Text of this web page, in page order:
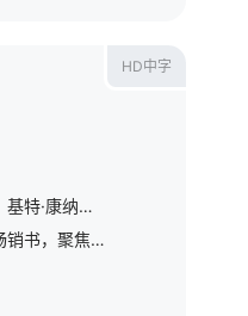
/ 萨拉·奈尔斯
HD中字
基特·康纳 /
影片改编自皮特·布朗的同名畅销书，聚焦机器人萝斯（露皮塔·尼永奥 Lupita Nyong&amp;#39;o 配音）的冒险之旅。她因一场意外漂流到了孤岛，偏离了程序预设的发展轨道，不得不面对险恶的生存环